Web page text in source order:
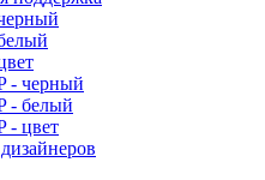
- черный
- белый
- цвет